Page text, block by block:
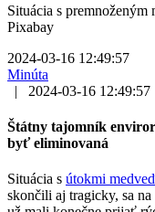
Situácia s
Pixabay
2024-03-16 12:49:57
Minúta
|
2024-03-16 12:49:57
Štátny tajomník
byť eliminovaná
Situácia s útokmi
skončili aj tragicky, sa